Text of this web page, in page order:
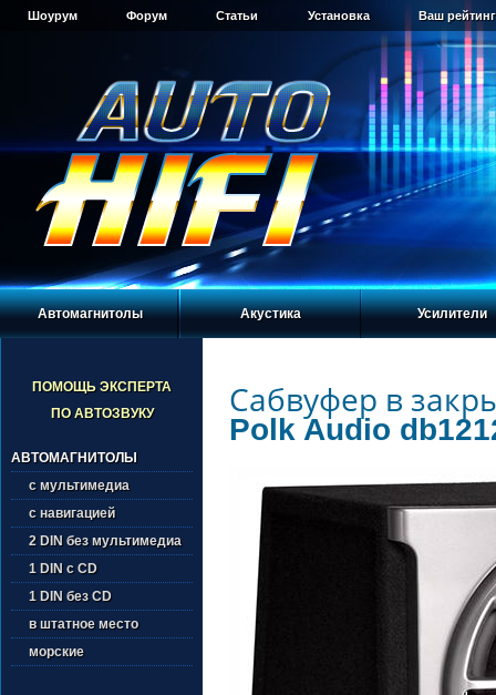
Шоурум Форум Статьи Установка Ваш
Автомагнитолы Акустика Усилители
ПОМОЩЬ ЭКСПЕРТА
ПО АВТОЗВУКУ
АВТОМАГНИТОЛЫ
с мультимедиа
с навигацией
2 DIN без мультимедиа
1 DIN с CD
1 DIN без CD
в штатное место
морские
Сабвуфер в
Polk Audio